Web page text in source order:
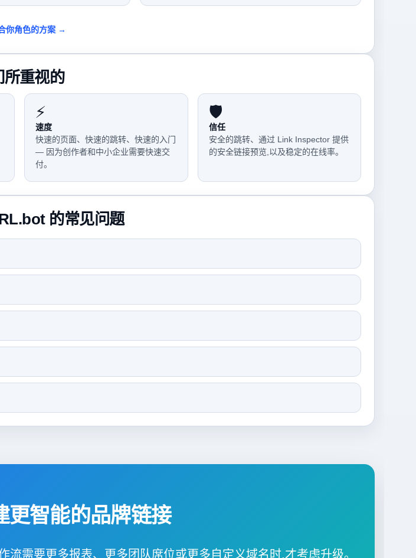
你角色的方案 →
所重视的
⚡
速度
快速的页面、快速的跳转、快速的入门
— 因为创作者和中小企业需要快速交
付。
🛡️
信任
安全的跳转、通过 Link Inspector 提供
的安全链接预览,以及稳定的在线率。
的常见问题
更智能的品牌链接
需要更多报表、更多团队席位或更多自定义域名时,才考虑升级。